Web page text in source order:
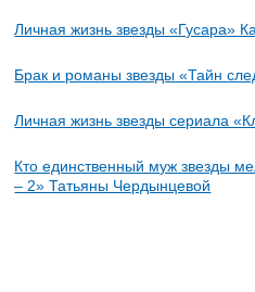
Личная жизнь звезды «Гусара»
Брак и романы звезды «Тайн
Личная жизнь звезды сериала
Кто единственный муж звезды
– 2» Татьяны Чердынцевой